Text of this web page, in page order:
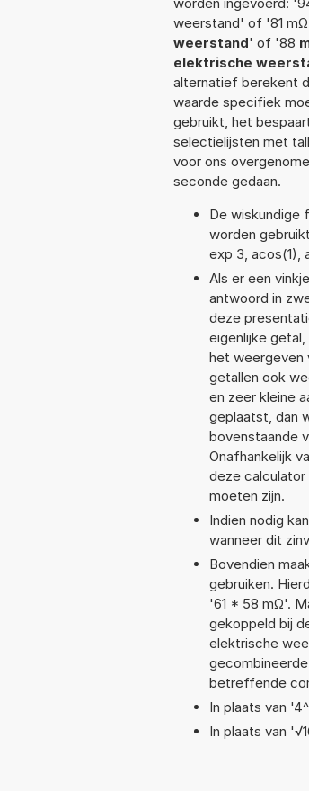
weerstand' of '81
weerstand' of '88
elektrische
alternatief berekent
waarde specifiek
gebruikt, het
selectielijsten met
voor ons
seconde gedaan.
De wiskundige
worden
exp 3, acos(1),
Als er een
antwoord in
deze
eigenlijke
het weergeven
getallen ook
en zeer kleine
geplaatst, dan
bovenstaande
Onafhankelijk
deze calculator
moeten zijn.
Indien nodig
wanneer dit
Bovendien
gebruiken.
'61 * 58 mΩ'.
gekoppeld bij
elektrische
betreffende
In plaats van
In plaats van